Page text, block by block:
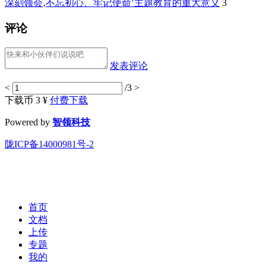
深刻领会‚不忘初心、牢记使命‛主题教育的重大意义 3
评论
发表评论
< /3 >
下载币 3 ¥ 付费下载
Powered by 智领科技
陇ICP备14000981号-2
首页
文档
上传
专题
我的